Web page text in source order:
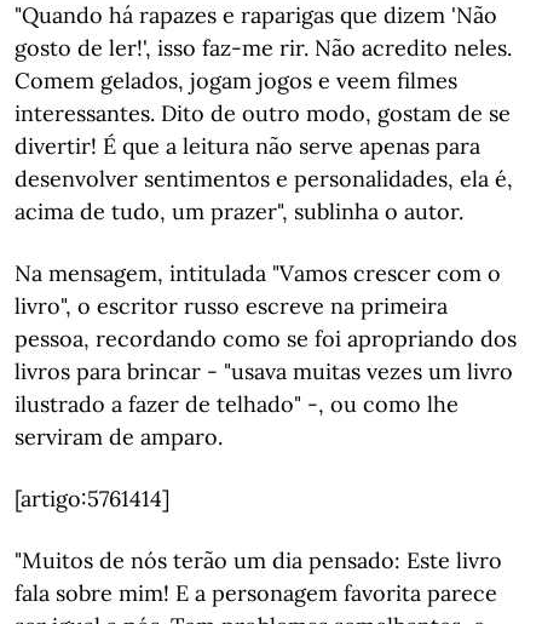
"Quando há rapazes e raparigas que dizem 'Não
gosto de ler!', isso faz-me rir. Não acredito neles.
Comem gelados, jogam jogos e veem filmes
interessantes. Dito de outro modo, gostam de se
divertir! É que a leitura não serve apenas para
desenvolver sentimentos e personalidades, ela é,
acima de tudo, um prazer", sublinha o autor.
Na mensagem, intitulada "Vamos crescer com o
livro", o escritor russo escreve na primeira
pessoa, recordando como se foi apropriando dos
livros para brincar - "usava muitas vezes um livro
ilustrado a fazer de telhado" -, ou como lhe
serviram de amparo.
[artigo:5761414]
"Muitos de nós terão um dia pensado: Este livro
fala sobre mim! E a personagem favorita parece